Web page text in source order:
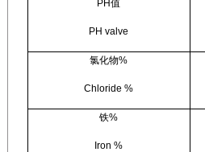
PH值
PH valve
氯化物%
Chloride %
铁%
Iron %